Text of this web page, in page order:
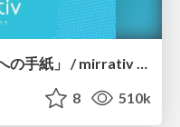
ミラティブ「採用候補者さまへの手紙」 / mirrativ letter
8 510k